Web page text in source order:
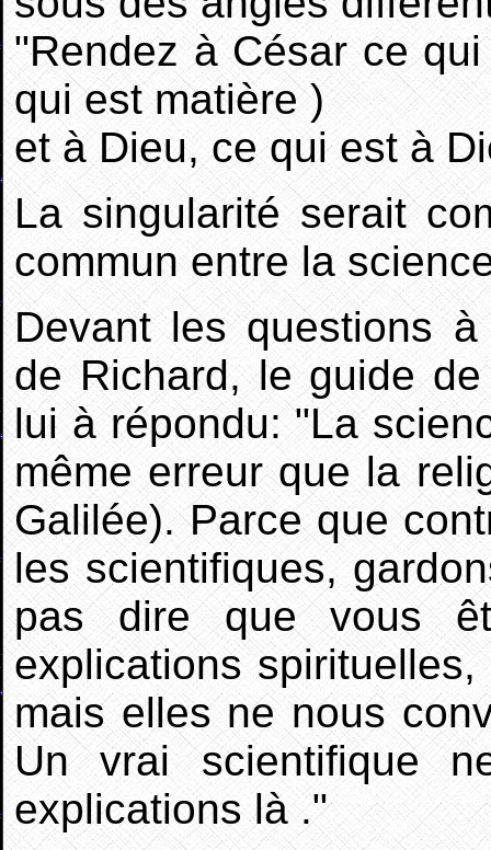
"Rendez à César ce
qui est matière )
et à Dieu, ce qui est à
La singularité serait
commun entre la
Devant les questions
de Richard, le guide
lui à répondu: "La
même erreur que la
Galilée). Parce que
les scientifiques,
pas dire que vous
explications
mais elles ne nous
Un vrai scientifique
explications là ."